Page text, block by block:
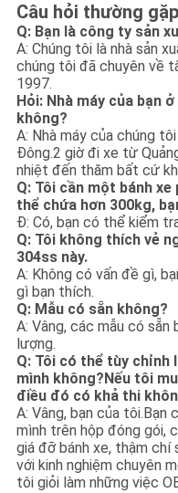
Câu hỏi thường
Q: Bạn là công ty sản
A: Chúng tôi là nhà sản
chúng tôi đã chuyên về
1997.
Hỏi: Nhà máy của bạn
không?
A: Nhà máy của chúng
Đông.2 giờ đi xe từ
nhiệt đến thăm bất cứ
Q: Tôi cần một bánh
thể chứa hơn 300kg,
Đ: Có, bạn có thể kiểm
Q: Tôi không thích vẻ
304ss này.
A: Không có vấn đề gì,
gì bạn thích.
Q: Mẫu có sẵn không?
A: Vâng, các mẫu có
lượng.
Q: Tôi có thể tùy
mình không?Nếu tôi
điều đó có khả thi
A: Vâng, bạn của
mình trên hộp đóng gói,
giá đỡ bánh xe, thậm chí
với kinh nghiệm chuyên
tôi giỏi làm những việc